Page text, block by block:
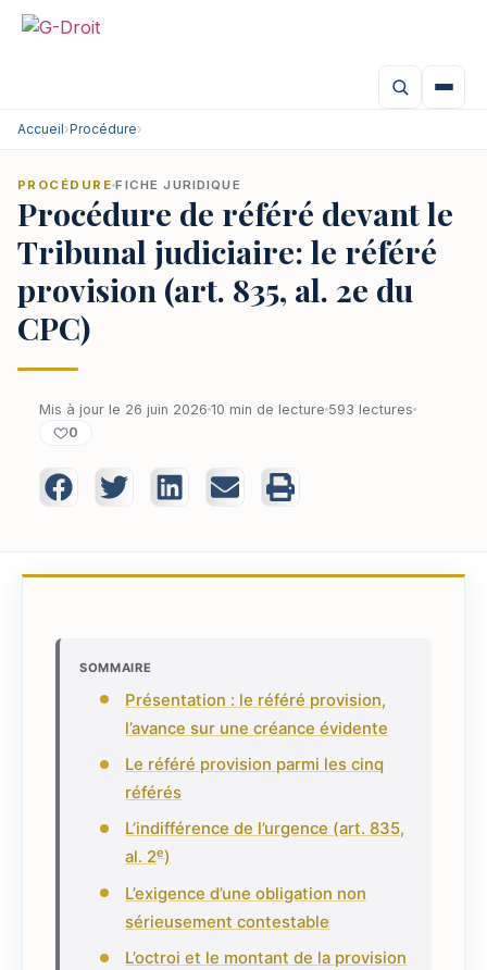
Accueil›Procédure›
PROCÉDURE FICHE JURIDIQUE
Procédure de référé devant le
Tribunal judiciaire: le référé
provision (art. 835, al. 2e du
CPC)
Mis à jour le 26 juin 2026 10 min de lecture 593 lectures
0
SOMMAIRE
Présentation : le référé provision,
l’avance sur une créance évidente
Le référé provision parmi les cinq
référés
L’indifférence de l’urgence (art. 835,
al. 2e)
L’exigence d’une obligation non
sérieusement contestable
L’octroi et le montant de la provision